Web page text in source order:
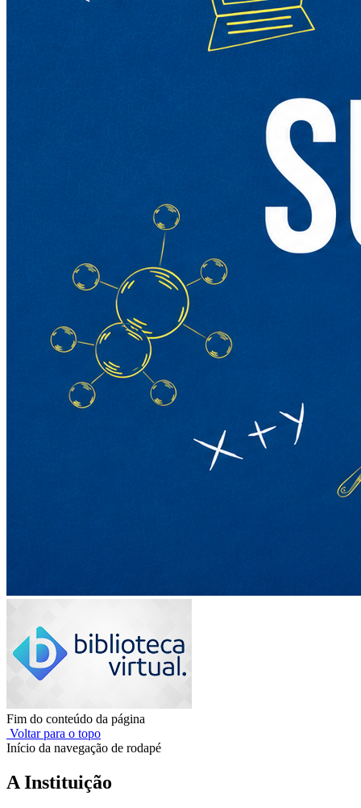
Fim do conteúdo da página
Voltar para o topo
Início da navegação de rodapé
A Instituição